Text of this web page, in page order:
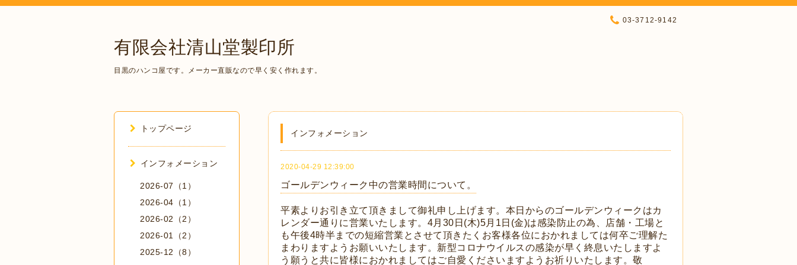
有限会社清山堂製印所
目黒のハンコ屋です。メーカー直販なので早く安く作れます。
03-3712-9142
インフォメーション
2020-04-29 12:39:00
ゴールデンウィーク中の営業時間について。
平素よりお引き立て頂きまして御礼申し上げます。本日からのゴールデンウィークはカ
レンダー通りに営業いたします。4月30日(木)5月1日(金)は感染防止の為、店舗・工場と
も午後4時半までの短縮営業とさせて頂きたくお客様各位におかれましては何卒ご理解た
まわりますようお願いいたします。新型コロナウイルスの感染が早く終息いたしますよ
う願うと共に皆様におかれましてはご自愛くださいますようお祈りいたします。敬
トップページ
インフォメーション
2026-07（1）
2026-04（1）
2026-02（2）
2026-01（2）
2025-12（8）